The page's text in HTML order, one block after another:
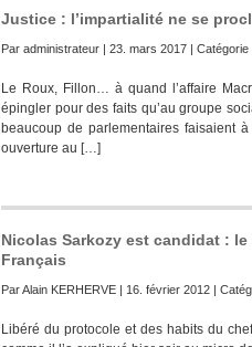
Justice : l’impartialité ne se
Par administrateur | 23. mars 2017 | Catégorie
Le Roux, Fillon… à quand l’affaire
épingler pour des faits qu’au groupe
beaucoup de parlementaires faisaient
ouverture au […]
Nicolas Sarkozy est candidat :
Français
ParAlain KERHERVE | 16. février 2012 |
Libéré du protocole et des habits du